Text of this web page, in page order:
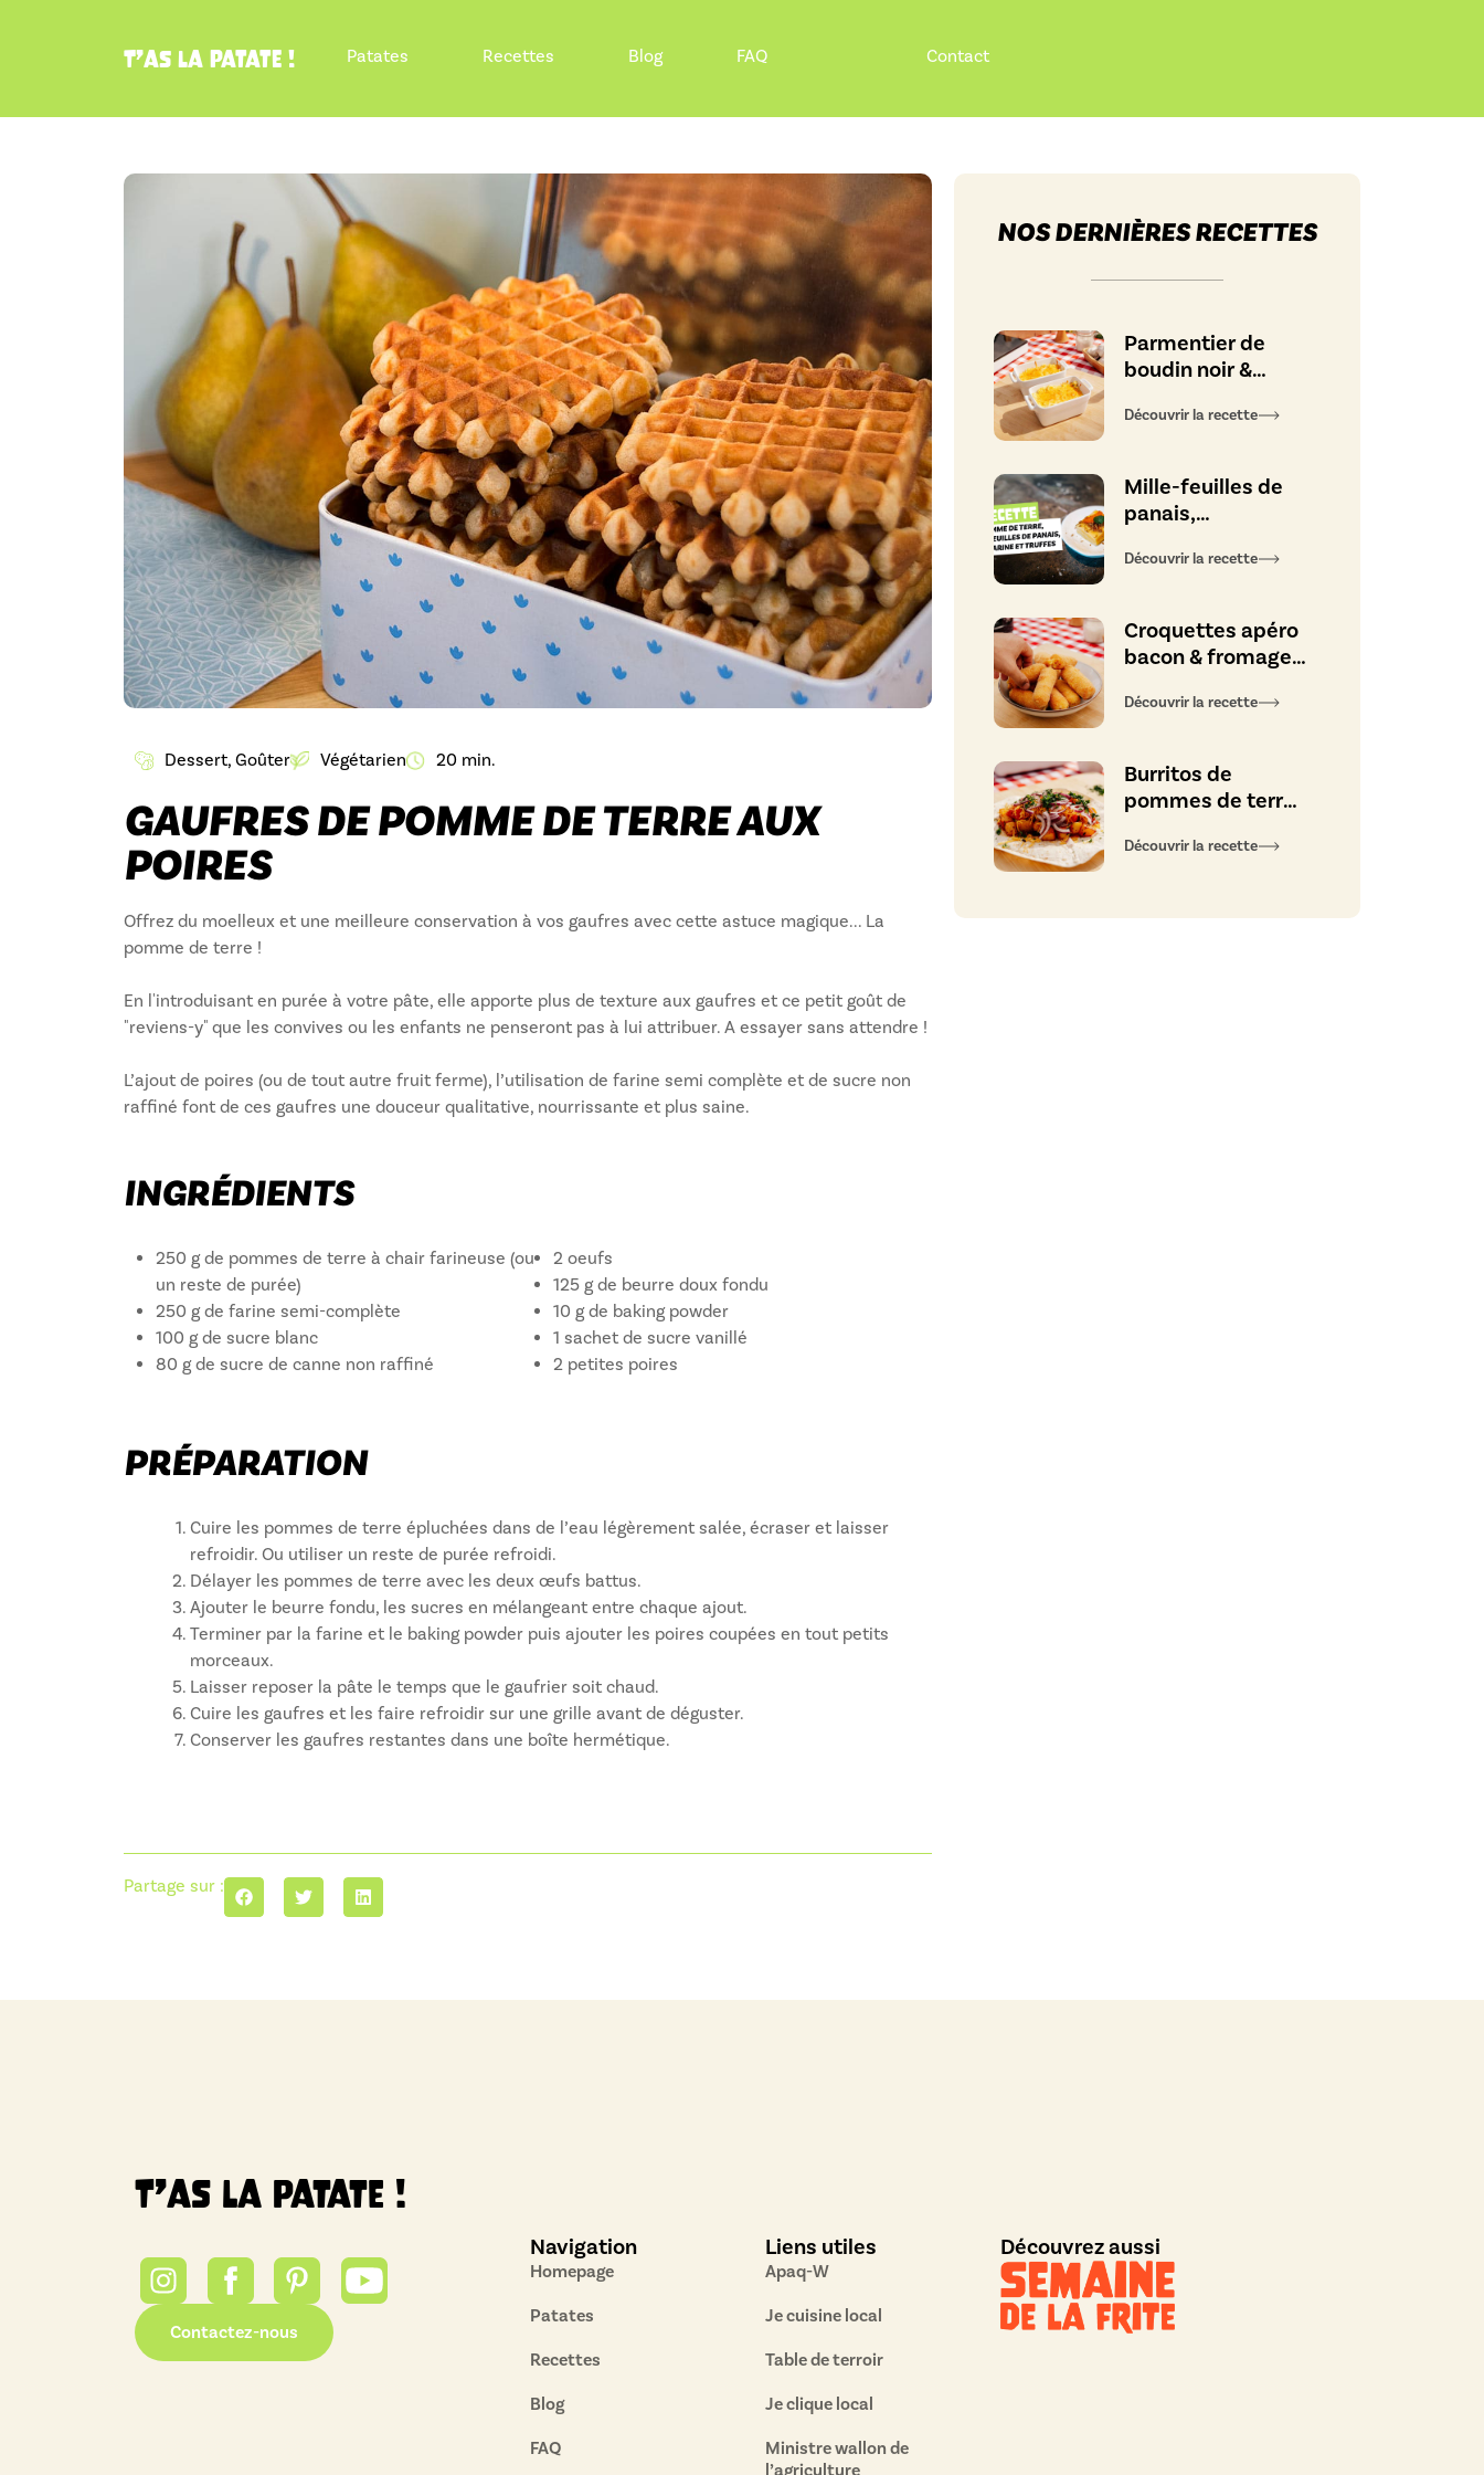
T’as la patate ! Patates Recettes Blog FAQ Contact
Dessert, Goûter Végétarien 20 min.
GAUFRES DE POMME DE TERRE AUX
POIRES
Offrez du moelleux et une meilleure conservation à vos gaufres avec cette astuce magique... La
pomme de terre !
En l'introduisant en purée à votre pâte, elle apporte plus de texture aux gaufres et ce petit goût de
"reviens-y" que les convives ou les enfants ne penseront pas à lui attribuer. A essayer sans attendre !
L’ajout de poires (ou de tout autre fruit ferme), l’utilisation de farine semi complète et de sucre non
raffiné font de ces gaufres une douceur qualitative, nourrissante et plus saine.
INGRÉDIENTS
250 g de pommes de terre à chair farineuse (ou
un reste de purée)
250 g de farine semi-complète
100 g de sucre blanc
80 g de sucre de canne non raffiné
2 oeufs
125 g de beurre doux fondu
10 g de baking powder
1 sachet de sucre vanillé
2 petites poires
PRÉPARATION
Cuire les pommes de terre épluchées dans de l’eau légèrement salée, écraser et laisser
refroidir. Ou utiliser un reste de purée refroidi.
Délayer les pommes de terre avec les deux œufs battus.
Ajouter le beurre fondu, les sucres en mélangeant entre chaque ajout.
Terminer par la farine et le baking powder puis ajouter les poires coupées en tout petits
morceaux.
Laisser reposer la pâte le temps que le gaufrier soit chaud.
Cuire les gaufres et les faire refroidir sur une grille avant de déguster.
Conserver les gaufres restantes dans une boîte hermétique.
Partage sur :
NOS DERNIÈRES RECETTES
Parmentier de
boudin noir &
caramélisées
Découvrir la recette
Mille-feuilles de
panais,
truffes
Découvrir la recette
Croquettes apéro
bacon & fromage
Découvrir la recette
Burritos de
pommes de terre,
et fromage
Découvrir la recette
T’as la patate !
Contactez-nous
Navigation
Homepage
Patates
Recettes
Blog
FAQ
Liens utiles
Apaq-W
Je cuisine local
Table de terroir
Je clique local
Ministre wallon de
l’agriculture
Découvrez aussi